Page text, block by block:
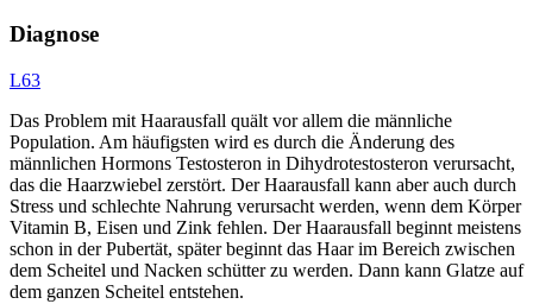
Diagnose
L63
Das Problem mit Haarausfall quält vor allem die männliche
Population. Am häufigsten wird es durch die Änderung des
männlichen Hormons Testosteron in Dihydrotestosteron verursacht,
das die Haarzwiebel zerstört. Der Haarausfall kann aber auch durch
Stress und schlechte Nahrung verursacht werden, wenn dem Körper
Vitamin B, Eisen und Zink fehlen. Der Haarausfall beginnt meistens
schon in der Pubertät, später beginnt das Haar im Bereich zwischen
dem Scheitel und Nacken schütter zu werden. Dann kann Glatze auf
dem ganzen Scheitel entstehen.